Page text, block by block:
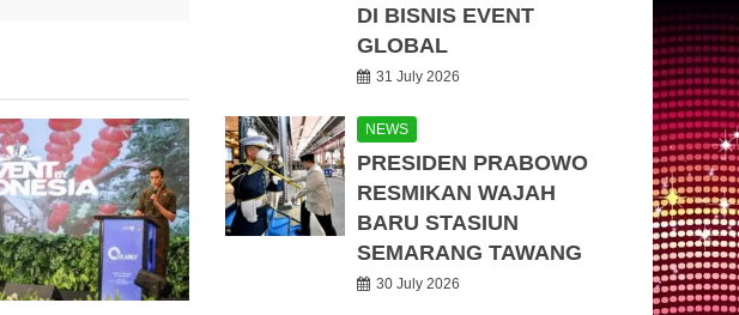
DI BISNIS EVENT
GLOBAL
31 July 2026
NEWS
PRESIDEN PRABOWO
RESMIKAN WAJAH
BARU STASIUN
SEMARANG TAWANG
30 July 2026